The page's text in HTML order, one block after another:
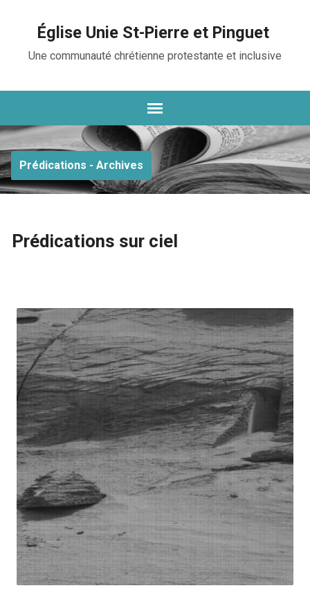
Église Unie St-Pierre et Pinguet
Une communauté chrétienne protestante et inclusive
Prédications - Archives
Prédications sur ciel